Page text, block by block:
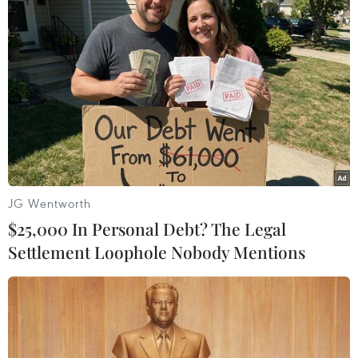
#VietnamPlus
#Syria Mỹ Syria
Theo dõi VietnamPlus
TIN LIÊN QUAN
JG Wentworth
$25,000 In Personal Debt? The Legal
Settlement Loophole Nobody Mentions